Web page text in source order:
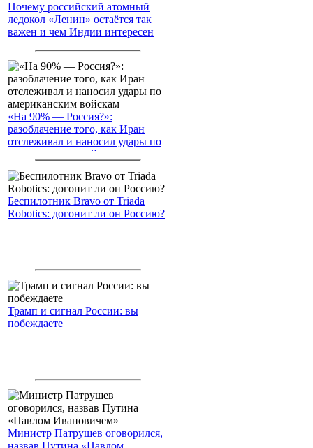
Почему российский атомный
ледокол «Ленин» остаётся так
важен и чем Индии интересен
Северный морской путь
«На 90% — Россия?»:
разоблачение того, как Иран
отслеживал и наносил удары по
американским войскам
Беспилотник Bravo от Triada
Robotics: догонит ли он Россию?
Трамп и сигнал России: вы
побеждаете
Министр Патрушев оговорился,
назвав Путина «Павлом